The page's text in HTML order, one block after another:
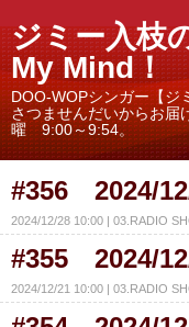
ジミー入枝
My Mind！
DOO-WOPシンガー【ジ
さつませんだいからお届
曜 9:00～9:54。
#356 2024/
2024/12/28 10:00 03.RADIO
#355 2024/
2024/12/21 10:00 03.RADIO